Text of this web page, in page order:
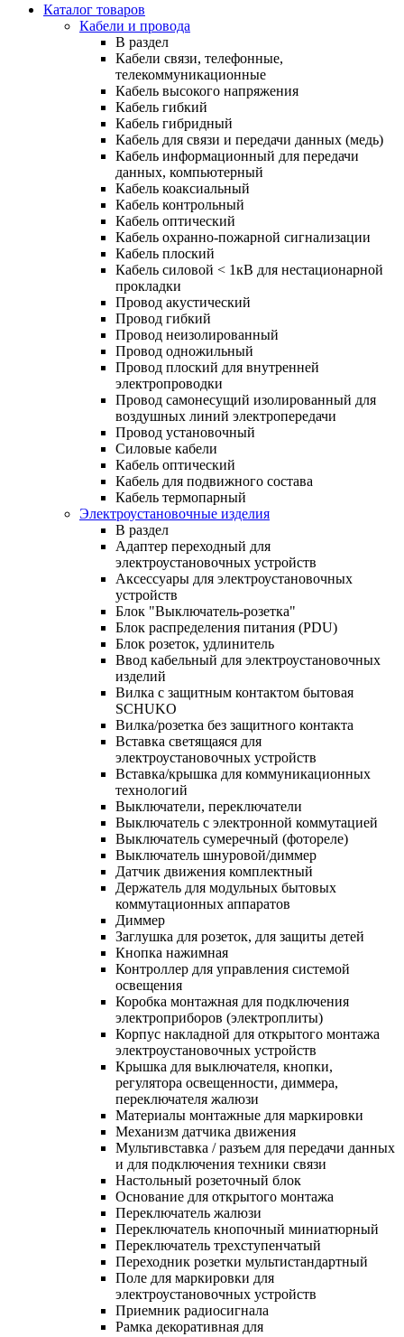
Каталог товаров
Кабели и провода
В раздел
Кабели связи, телефонные,
телекоммуникационные
Кабель высокого напряжения
Кабель гибкий
Кабель гибридный
Кабель для связи и передачи данных (медь)
Кабель информационный для передачи
данных, компьютерный
Кабель коаксиальный
Кабель контрольный
Кабель оптический
Кабель охранно-пожарной сигнализации
Кабель плоский
Кабель силовой < 1кВ для нестационарной
прокладки
Провод акустический
Провод гибкий
Провод неизолированный
Провод одножильный
Провод плоский для внутренней
электропроводки
Провод самонесущий изолированный для
воздушных линий электропередачи
Провод установочный
Силовые кабели
Кабель оптический
Кабель для подвижного состава
Кабель термопарный
Электроустановочные изделия
В раздел
Адаптер переходный для
электроустановочных устройств
Аксессуары для электроустановочных
устройств
Блок "Выключатель-розетка"
Блок распределения питания (PDU)
Блок розеток, удлинитель
Ввод кабельный для электроустановочных
изделий
Вилка с защитным контактом бытовая
SCHUKO
Вилка/розетка без защитного контакта
Вставка светящаяся для
электроустановочных устройств
Вставка/крышка для коммуникационных
технологий
Выключатели, переключатели
Выключатель с электронной коммутацией
Выключатель сумеречный (фотореле)
Выключатель шнуровой/диммер
Датчик движения комплектный
Держатель для модульных бытовых
коммутационных аппаратов
Диммер
Заглушка для розеток, для защиты детей
Кнопка нажимная
Контроллер для управления системой
освещения
Коробка монтажная для подключения
электроприборов (электроплиты)
Корпус накладной для открытого монтажа
электроустановочных устройств
Крышка для выключателя, кнопки,
регулятора освещенности, диммера,
переключателя жалюзи
Материалы монтажные для маркировки
Механизм датчика движения
Мультивставка / разъем для передачи данных
и для подключения техники связи
Настольный розеточный блок
Основание для открытого монтажа
Переключатель жалюзи
Переключатель кнопочный миниатюрный
Переключатель трехступенчатый
Переходник розетки мультистандартный
Поле для маркировки для
электроустановочных устройств
Приемник радиосигнала
Рамка декоративная для